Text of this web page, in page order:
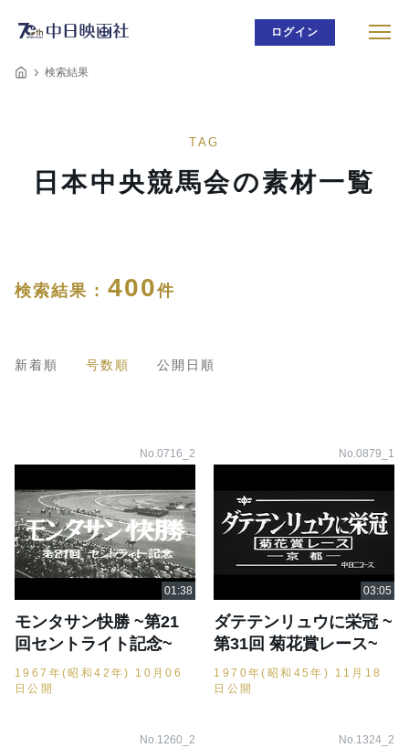
ログイン
検索結果
TAG
日本中央競馬会の素材一覧
検索結果 : 400件
新着順 号数順 公開日順
No.0716_2
モンタサン快勝 ~第21
回セントライト記念~
1967年(昭和42年) 10月06
日公開
No.0879_1
ダテテンリュウに栄冠 ~
第31回 菊花賞レース~
1970年(昭和45年) 11月18
日公開
No.1260_2 No.1324_2